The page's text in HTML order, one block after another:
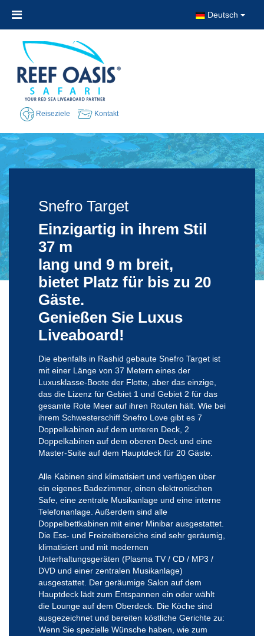
Deutsch
Reiseziele Kontakt
Snefro Target
Snefro Target
Einzigartig in ihrem Stil
37 m
lang und 9 m breit,
bietet Platz für bis zu 20
Gäste.
Genießen Sie Luxus
Liveaboard!
Die ebenfalls in Rashid gebaute Snefro Target ist
mit einer Länge von 37 Metern eines der
Luxusklasse-Boote der Flotte, aber das einzige,
das die Lizenz für Gebiet 1 und Gebiet 2 für das
gesamte Rote Meer auf ihren Routen hält. Wie bei
ihrem Schwesterschiff Snefro Love gibt es 7
Doppelkabinen auf dem unteren Deck, 2
Doppelkabinen auf dem oberen Deck und eine
Master-Suite auf dem Hauptdeck für 20 Gäste.
Alle Kabinen sind klimatisiert und verfügen über
ein eigenes Badezimmer, einen elektronischen
Safe, eine zentrale Musikanlage und eine interne
Telefonanlage. Außerdem sind alle
Doppelbettkabinen mit einer Minibar ausgestattet.
Die Ess- und Freizeitbereiche sind sehr geräumig,
klimatisiert und mit modernen
Unterhaltungsgeräten (Plasma TV / CD / MP3 /
DVD und einer zentralen Musikanlage)
ausgestattet. Der geräumige Salon auf dem
Hauptdeck lädt zum Entspannen ein oder wählt
die Lounge auf dem Oberdeck. Die Köche sind
ausgezeichnet und bereiten köstliche Gerichte zu:
Wenn Sie spezielle Wünsche haben, wie zum